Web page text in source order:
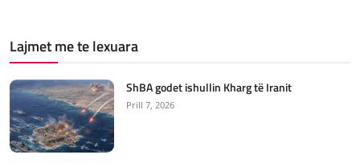
Lajmet me te lexuara
ShBA godet ishullin Kharg të Iranit
Prill 7, 2026